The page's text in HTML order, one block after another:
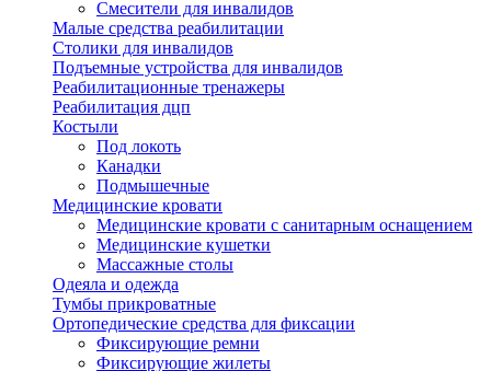
Смесители для инвалидов
Малые средства реабилитации
Столики для инвалидов
Подъемные устройства для инвалидов
Реабилитационные тренажеры
Реабилитация дцп
Костыли
Под локоть
Канадки
Подмышечные
Медицинские кровати
Медицинские кровати с санитарным оснащением
Медицинские кушетки
Массажные столы
Одеяла и одежда
Тумбы прикроватные
Ортопедические средства для фиксации
Фиксирующие ремни
Фиксирующие жилеты